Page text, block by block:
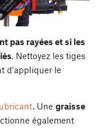
pas rayées et si les
. Nettoyez les tiges
d'appliquer le
. Une graisse
également